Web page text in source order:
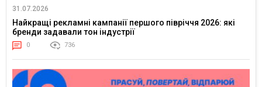
31.07.2026
Найкращі рекламні кампанії першого півріччя 2026: які
бренди задавали тон індустрії
0 736